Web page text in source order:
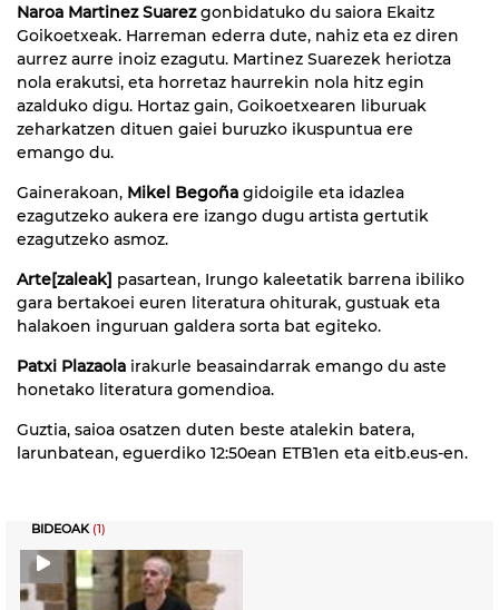
Naroa Martinez Suarezgonbidatuko du saiora Ekaitz
Goikoetxeak. Harreman ederra dute, nahiz eta ez diren
aurrez aurre inoiz ezagutu. Martinez Suarezek heriotza
nola erakutsi, eta horretaz haurrekin nola hitz egin
azalduko digu. Hortaz gain, Goikoetxearen liburuak
zeharkatzen dituen gaiei buruzko ikuspuntua ere
emango du.
Gainerakoan, Mikel Begoña gidoigile eta idazlea
ezagutzeko aukera ere izango dugu artista gertutik
ezagutzeko asmoz.
Arte[zaleak] pasartean, Irungo kaleetatik barrena ibiliko
gara bertakoei euren literatura ohiturak, gustuak eta
halakoen inguruan galdera sorta bat egiteko.
Patxi Plazaola irakurle beasaindarrak emango du aste
honetako literatura gomendioa.
Guztia, saioa osatzen duten beste atalekin batera,
larunbatean, eguerdiko 12:50ean ETB1en eta eitb.eus-en.
BIDEOAK (1)